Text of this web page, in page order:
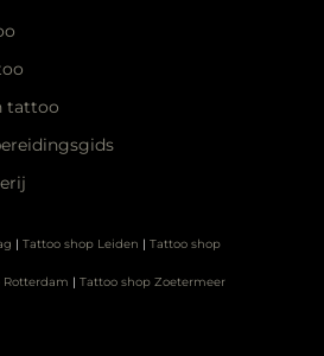
tattoo
| Tattoo shop Leiden | Tattoo shop
Rotterdam | Tattoo shop Zoetermeer